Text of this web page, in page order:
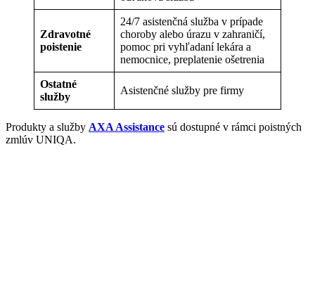
Zdravotné
poistenie
24/7 asistenčná služba v prípade
choroby alebo úrazu v zahraničí,
pomoc pri vyhľadaní lekára a
nemocnice, preplatenie ošetrenia
Ostatné
služby
Asistenčné služby pre firmy
Produkty a služby AXA Assistance sú dostupné v rámci poistných
zmlúv UNIQA.